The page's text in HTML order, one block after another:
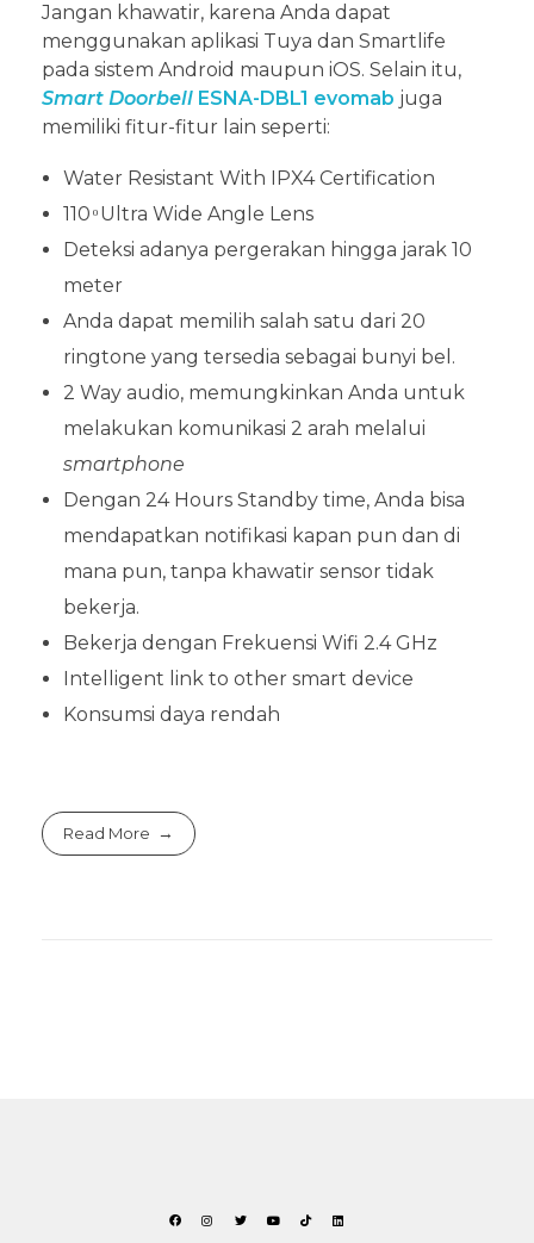
Jangan khawatir, karena Anda dapat
menggunakan aplikasi Tuya dan Smartlife
pada sistem Android maupun iOS. Selain itu,
Smart Doorbell ESNA-DBL1 evomab juga
memiliki fitur-fitur lain seperti:
Water Resistant With IPX4 Certification
110 ͦ Ultra Wide Angle Lens
Deteksi adanya pergerakan hingga jarak 10
meter
Anda dapat memilih salah satu dari 20
ringtone yang tersedia sebagai bunyi bel.
2 Way audio, memungkinkan Anda untuk
melakukan komunikasi 2 arah melalui
smartphone
Dengan 24 Hours Standby time, Anda bisa
mendapatkan notifikasi kapan pun dan di
mana pun, tanpa khawatir sensor tidak
bekerja.
Bekerja dengan Frekuensi Wifi 2.4 GHz
Intelligent link to other smart device
Konsumsi daya rendah
Read More